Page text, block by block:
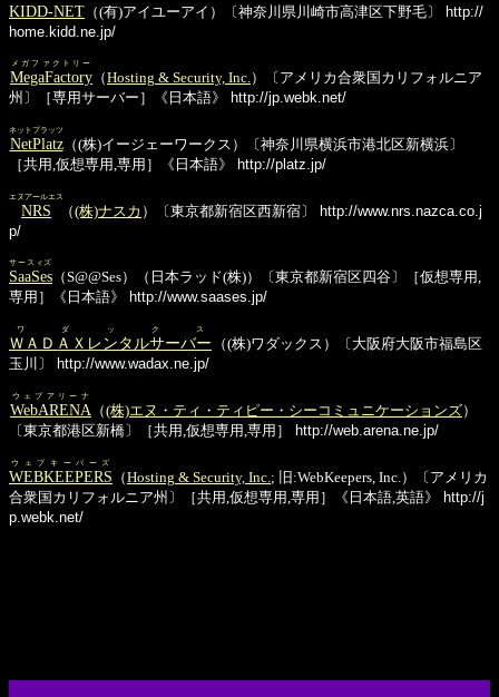
KIDD-NET （(有)アイユーアイ）〔神奈川県川崎市高津区下野毛〕
http://
home.kidd.ne.jp/
MegaFactory
メガファクトリー
（Hosting & Security, Inc. ）〔アメリカ合衆国カリフォルニア
州〕［専用サーバー］《日本語》
http://jp.webk.net/
NetPlatz
ネットプラッツ
（(株)イージェーワークス）〔神奈川県横浜市港北区新横浜〕
［共用,仮想専用,専用］《日本語》
http://platz.jp/
NRS
エヌアールエス
（(株)ナスカ ）〔東京都新宿区西新宿〕
http://www.nrs.nazca.co.j
p/
SaaSes
サースィズ
（S@@Ses）（日本ラッド(株)）〔東京都新宿区四谷〕［仮想専用,
専用］《日本語》
http://www.saases.jp/
ＷＡＤＡＸレンタルサーバー
ワダックス
（(株)ワダックス）〔大阪府大阪市福島区
玉川〕
http://www.wadax.ne.jp/
WebARENA
ウェブアリーナ
（(株)エヌ・ティ・ティピー・シーコミュニケーションズ）
〔東京都港区新橋〕［共用,仮想専用,専用］
http://web.arena.ne.jp/
WEBKEEPERS
ウェブキーパーズ
（Hosting & Security, Inc. ; 旧:WebKeepers, Inc.）〔アメリカ
合衆国カリフォルニア州〕［共用,仮想専用,専用］《日本語,英語》
http://j
p.webk.net/